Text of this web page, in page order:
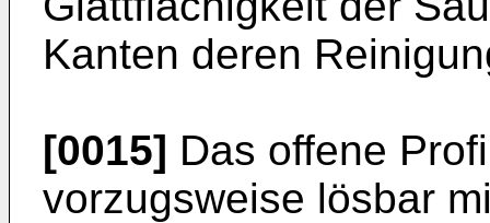
Kanten deren
[0015] Das offene
vorzugsweise lösbar